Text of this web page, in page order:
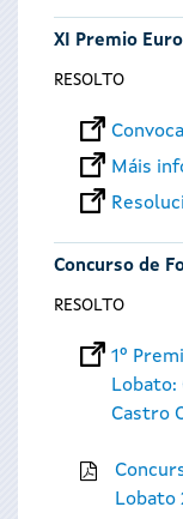
XI Premio
RESOLTO
Máis
Concurso de
RESOLTO
1º
Lobato:
Castro
Lobato